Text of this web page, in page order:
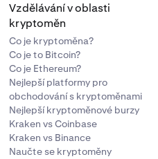
Vzdělávání v oblasti
kryptoměn
Co je kryptoměna?
Co je to Bitcoin?
Co je Ethereum?
Nejlepší platformy pro
obchodování s kryptoměnami
Nejlepší kryptoměnové burzy
Kraken vs Coinbase
Kraken vs Binance
Naučte se kryptoměny